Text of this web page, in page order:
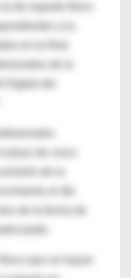
a la
en la Red
de la
Digital del
plazo de cinco
que se hayan